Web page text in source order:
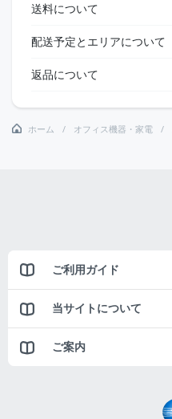
送料について
配送予定とエリアについて
返品について
ホーム オフィス機器・家電
ご利用ガイド
当サイトについて
ご案内